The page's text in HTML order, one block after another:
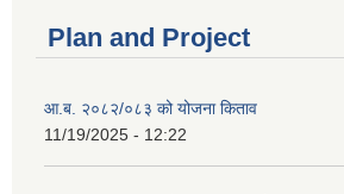
Plan and Project
आ.ब. २०८२/०८३ को योजना किताव
11/19/2025 - 12:22